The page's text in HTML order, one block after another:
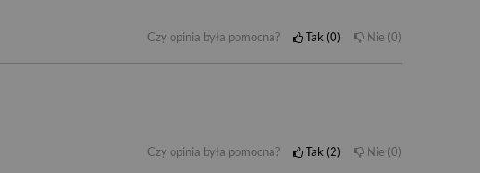
Czy opinia była pomocna? Tak 0 Nie 0
Czy opinia była pomocna? Tak 2 Nie 0